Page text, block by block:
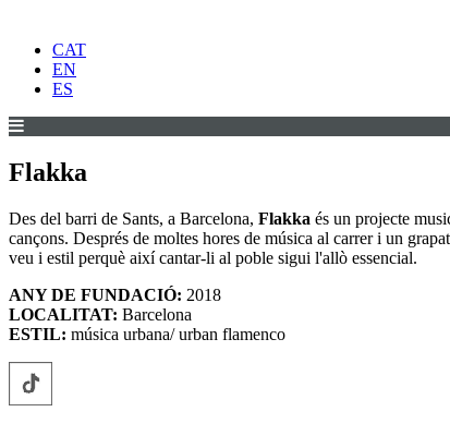
CAT
EN
ES
Flakka
Des del barri de Sants, a Barcelona, Flakka és un projecte
cançons. Després de moltes hores de música al carrer i un
veu i estil perquè així cantar-li al poble sigui l'allò essencial.
ANY DE FUNDACIÓ: 2018
LOCALITAT: Barcelona
ESTIL: música urbana/ urban flamenco